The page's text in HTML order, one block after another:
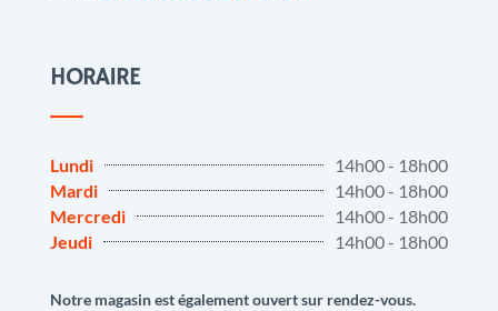
HORAIRE
Lundi
14h00 - 18h00
Mardi
14h00 - 18h00
Mercredi
14h00 - 18h00
Jeudi
14h00 - 18h00
Notre magasin est également ouvert sur rendez-vous.